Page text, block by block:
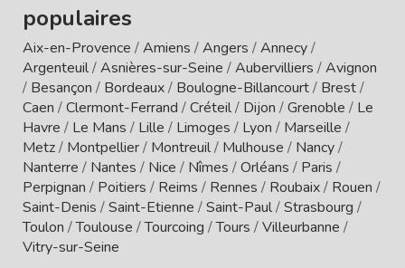
populaires
Aix-en-Provence /Amiens /Angers /Annecy/
Argenteuil/Asnières-sur-Seine /Aubervilliers /Avignon
/ Besançon / Bordeaux/ Boulogne-Billancourt/ Brest/
Caen /Clermont-Ferrand /Créteil/ Dijon /Grenoble / Le
Havre / Le Mans / Lille / Limoges / Lyon / Marseille /
Metz/ Montpellier/ Montreuil/ Mulhouse / Nancy/
Nanterre / Nantes / Nice / Nîmes /Orléans / Paris /
Perpignan / Poitiers / Reims / Rennes / Roubaix/ Rouen /
Saint-Denis /Saint-Etienne /Saint-Paul/Strasbourg /
Toulon /Toulouse /Tourcoing /Tours /Villeurbanne /
Vitry-sur-Seine